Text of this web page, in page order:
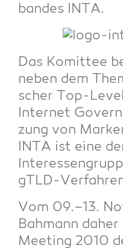
ban­des INTA.
Das Komit­tee
neben dem
scher Top-
Inter­net
zung von
INTA ist eine
gTLD-
Vom 09.–13.
Bah­mann
Mee­ting 2010